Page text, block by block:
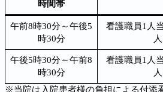
時間帯
午前8時30分～午後5
時30分
看護職員1人
午後5時30分～午前8
時30分
看護職員1人
※当院は入院患者様の負担による付添